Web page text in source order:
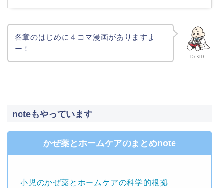
Dr.KID
各章のはじめに４コマ漫画がありますよ
ー！
noteもやっています
かぜ薬とホームケアのまとめnote
小児のかぜ薬とホームケアの科学的根拠